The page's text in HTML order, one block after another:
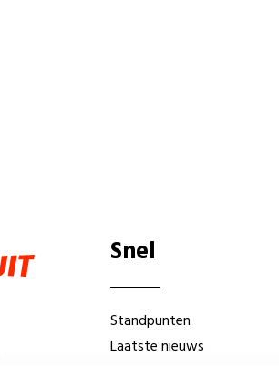
Snel
Standpunten
Laatste nieuws